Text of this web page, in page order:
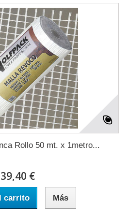
Rollo 50 mt. x 1metro...
39,40 €
carrito Más